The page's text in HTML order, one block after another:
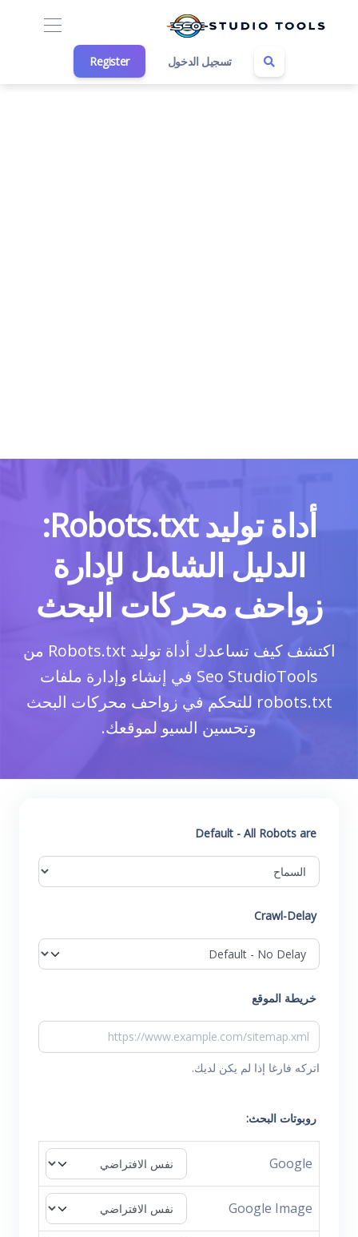
تسجيل الدخول Register
أداة توليد Robots.txt:
الدليل الشامل لإدارة
زواحف محركات البحث
اكتشف كيف تساعدك أداة توليد Robots.txt من
Seo StudioTools في إنشاء وإدارة ملفات
robots.txt للتحكم في زواحف محركات البحث
وتحسين السيو لموقعك.
Default - All Robots are
Crawl-Delay
خريطة الموقع
اتركه فارغا إذا لم يكن لديك.
روبوتات البحث:
Google
Google Image